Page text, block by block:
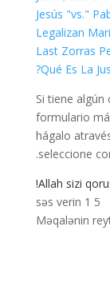
Si tiene
formulario
hágalo
seleccione
Allah sizi
5
1
səs verin
Məqalənin